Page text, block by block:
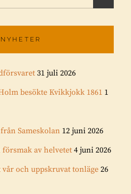
NYHETER
31 juli 2026
besökte Kvikkjokk 1861 1
Sameskolan 12 juni 2026
försmak av helvetet 4 juni 2026
och uppskruvat tonläge 26